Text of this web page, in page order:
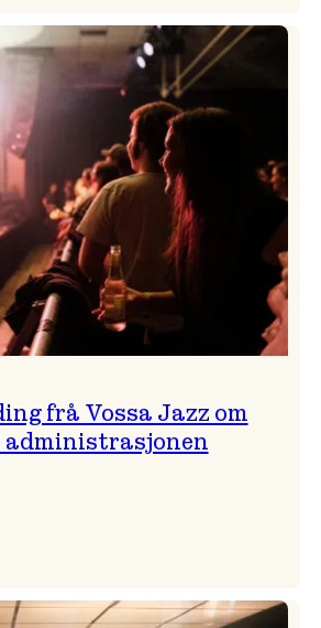
frå Vossa Jazz om
administrasjonen